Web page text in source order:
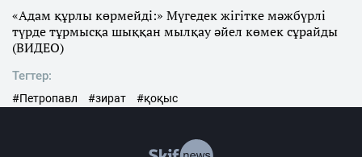
«Адам құрлы көрмейді:» Мүгедек жігітке мәжбүрлі
түрде тұрмысқа шыққан мылқау әйел көмек сұрайды
(ВИДЕО)
Тегтер:
#Петропавл #зират #қоқыс